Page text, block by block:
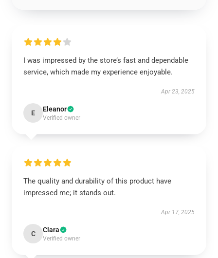
I was impressed by the store’s fast and dependable
service, which made my experience enjoyable.
Apr 23, 2025
E Eleanor
Verified owner
The quality and durability of this product have
impressed me; it stands out.
Apr 17, 2025
C Clara
Verified owner